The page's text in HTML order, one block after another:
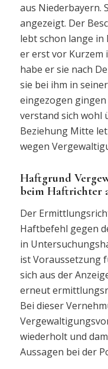
aus Niederbayern.
angezeigt. Der
lebt schon lange in
er erst vor Kurzem
habe er sie nach
sie bei ihm in
eingezogen gingen
verstand sich wohl
Beziehung Mitte
wegen
Haftgrund
beim Haftrichter
Der
Haftbefehl gegen
in
ist Voraussetzung
sich aus der
erneut
Bei dieser
wiederholt und
Aussagen bei der